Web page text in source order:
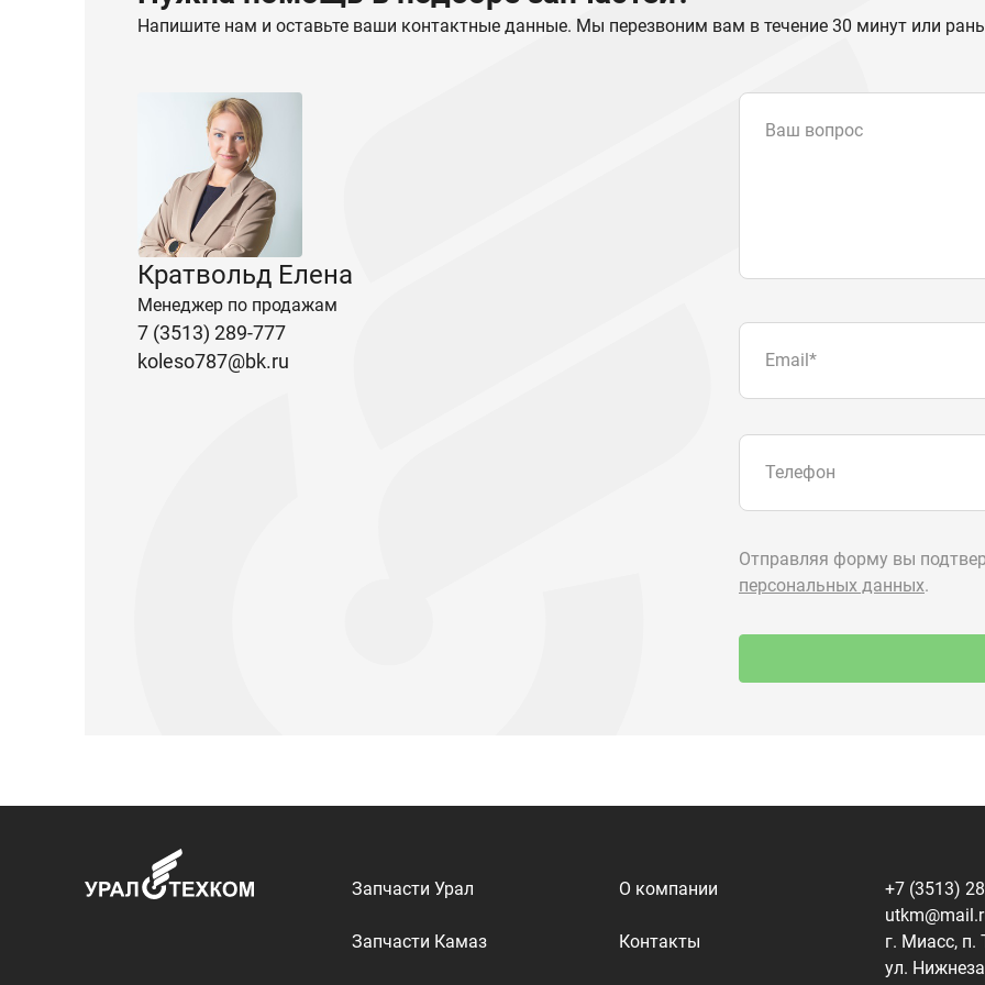
Напишите нам и оставьте ваши контактные данные. Мы перезвоним вам в течение 30 минут или
Кратвольд Елена
Менеджер по продажам
7 (3513) 289-777
koleso787@bk.ru
Ваш вопрос
Доставка и оплата
+7 (3513)
г. Миасс, п.
ул.
ООО «УралТехКом», 2026 Политика конфиденциальности